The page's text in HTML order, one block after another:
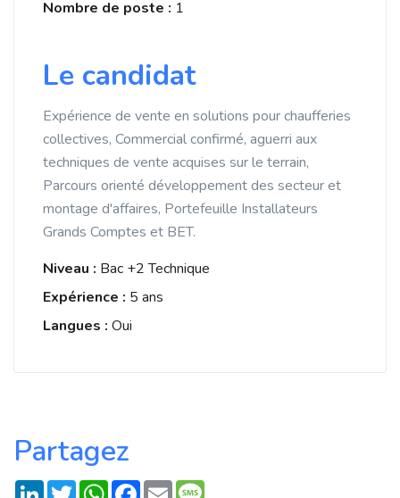
Nombre de poste : 1
Le candidat
Expérience de vente en solutions pour chaufferies
collectives, Commercial confirmé, aguerri aux
techniques de vente acquises sur le terrain,
Parcours orienté développement des secteur et
montage d'affaires, Portefeuille Installateurs
Grands Comptes et BET.
Niveau : Bac +2 Technique
Expérience : 5 ans
Langues : Oui
Partagez
LinkedInTwitterWhatsApp
Facebook
Email